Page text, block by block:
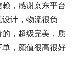
，感谢京东平台
计，物流很负
，超级完美，质
，颜值很高很好